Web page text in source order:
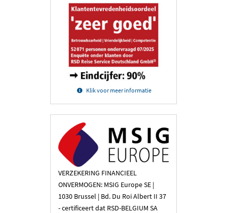
Klik voor meer informatie
VERZEKERING FINANCIEEL
ONVERMOGEN: MSIG Europe SE |
1030 Brussel | Bd. Du Roi Albert II 37
- certificeert dat RSD-BELGIUM SA